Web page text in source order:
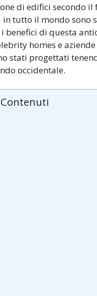
di edifici secondo
tutto il mondo sono
benefici di questa
homes e
stati progettati
occidentale.